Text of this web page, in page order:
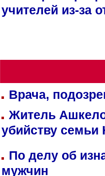
учителей из-за
Врача,
Житель
убийству семьи
По делу об